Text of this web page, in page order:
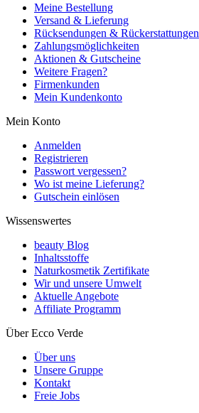
Meine Bestellung
Versand & Lieferung
Rücksendungen & Rückerstattungen
Zahlungsmöglichkeiten
Aktionen & Gutscheine
Weitere Fragen?
Firmenkunden
Mein Kundenkonto
Mein Konto
Anmelden
Registrieren
Passwort vergessen?
Wo ist meine Lieferung?
Gutschein einlösen
Wissenswertes
beauty Blog
Inhaltsstoffe
Naturkosmetik Zertifikate
Wir und unsere Umwelt
Aktuelle Angebote
Affiliate Programm
Über Ecco Verde
Über uns
Unsere Gruppe
Kontakt
Freie Jobs